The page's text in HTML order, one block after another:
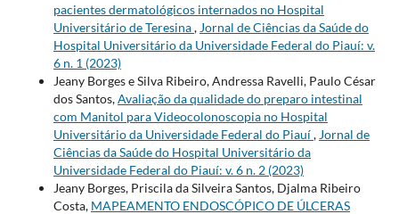
pacientes dermatológicos internados no Hospital
Universitário de Teresina, Jornal de Ciências da Saúde do
Hospital Universitário da Universidade Federal do Piauí: v.
6 n. 1 (2023)
Jeany Borges e Silva Ribeiro, Andressa Ravelli, Paulo César
dos Santos,Avaliação da qualidade do preparo intestinal
com Manitol para Videocolonoscopia no Hospital
Universitário da Universidade Federal do Piauí, Jornal de
Ciências da Saúde do Hospital Universitário da
Universidade Federal do Piauí: v. 6 n. 2 (2023)
Jeany Borges, Priscila da Silveira Santos, Djalma Ribeiro
Costa, MAPEAMENTO ENDOSCÓPICO DE ÚLCERAS